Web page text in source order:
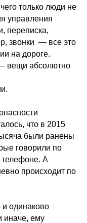
только люди не
управления
переписка,
звонки — все это
на дороге.
вещи абсолютно
что в 2015
были ранены
говорили по
телефоне. А
происходит по
одинаково
иначе, ему